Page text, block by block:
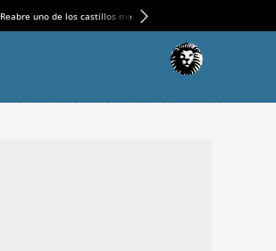
Reabre uno de los castillos medievales más espectaculares